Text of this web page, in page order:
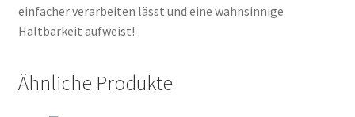
einfacher verarbeiten lässt und eine wahnsinnige
Haltbarkeit aufweist!
Ähnliche Produkte